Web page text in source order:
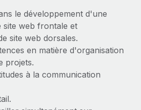
le développement d'une
site web frontale et
site web dorsales.
en matière d'organisation
projets.
à la communication